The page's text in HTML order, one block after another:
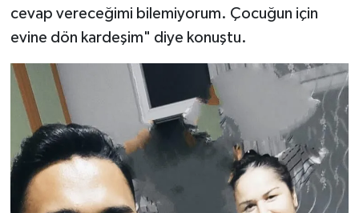
cevap vereceğimi bilemiyorum. Çocuğun için
evine dön kardeşim" diye konuştu.